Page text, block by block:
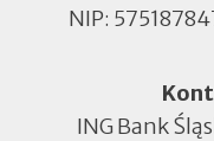
NIP:
ING Bank